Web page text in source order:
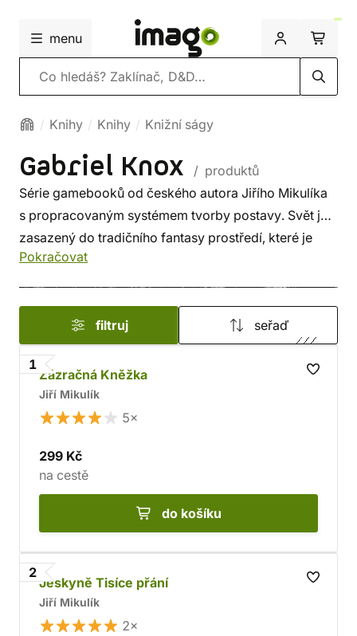
menu
Vyhledávání
Knihy Knihy Knižní ságy
Gabriel Knox
/ produktů
Série gamebooků od českého autora Jiřího Mikulíka
s propracovaným systémem tvorby postavy. Svět je
zasazený do tradičního fantasy prostředí, které je
inspirováno legendárním Lone Wolfem.
Pokračovat
filtruj seřaď
1
Zázračná Kněžka
Jiří Mikulík
5×
299 Kč
na cestě
do košíku
2
Jeskyně Tisíce přání
Jiří Mikulík
2×